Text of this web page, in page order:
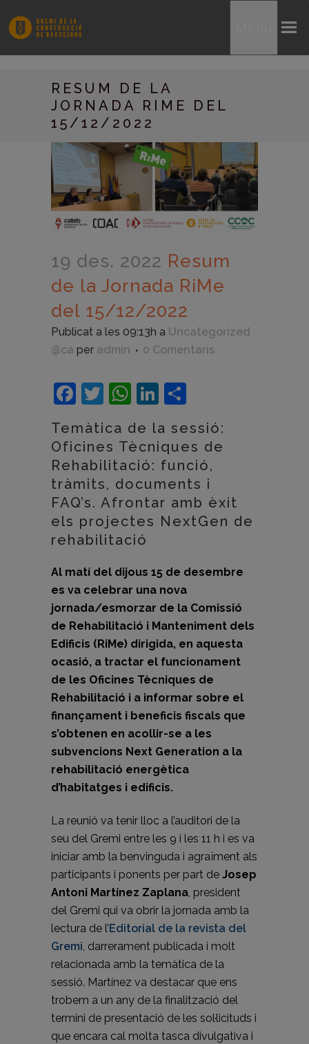
RESUM DE LA
JORNADA RIME DEL
15/12/2022
19 des. 2022 Resum
de la Jornada RiMe
del 15/12/2022
Publicat a les 09:13h a Uncategorized
@ca per admin 0 Comentaris
Facebook
Twitter
WhatsApp
LinkedIn
Temàtica de la sessió:
Oficines Tècniques de
Rehabilitació: funció,
tràmits, documents i
FAQ’s. Afrontar amb èxit
els projectes NextGen de
rehabilitació
Al matí del dijous 15 de desembre
es va celebrar una nova
jornada/esmorzar de la Comissió
de Rehabilitació i Manteniment dels
Edificis (RiMe) dirigida, en aquesta
ocasió, a tractar el funcionament
de les Oficines Tècniques de
Rehabilitació i a informar sobre el
finançament i beneficis fiscals que
s’obtenen en acollir-se a les
subvencions Next Generation a la
rehabilitació energètica
d’habitatges i edificis.
La reunió va tenir lloc a l’auditori de la
seu del Gremi entre les 9 i les 11 h i es va
iniciar amb la benvinguda i agraïment als
participants i ponents per part de Josep
Antoni Martínez Zaplana, president
del Gremi qui va obrir la jornada amb la
lectura de l’Editorial de la revista del
Gremi, darrerament publicada i molt
relacionada amb la temàtica de la
sessió. Martínez va destacar que ens
trobem a un any de la finalització del
termini de presentació de les sol·licituds i
que encara cal molta tasca divulgativa i